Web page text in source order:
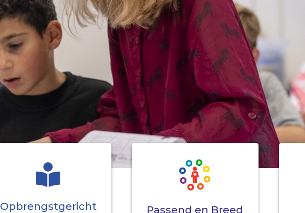
Opbrengstgericht Passend en Breed